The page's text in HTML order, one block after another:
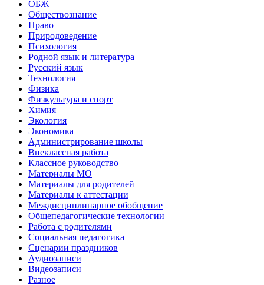
ОБЖ
Обществознание
Право
Природоведение
Психология
Родной язык и литература
Русский язык
Технология
Физика
Физкультура и спорт
Химия
Экология
Экономика
Администрирование школы
Внеклассная работа
Классное руководство
Материалы МО
Материалы для родителей
Материалы к аттестации
Междисциплинарное обобщение
Общепедагогические технологии
Работа с родителями
Социальная педагогика
Сценарии праздников
Аудиозаписи
Видеозаписи
Разное